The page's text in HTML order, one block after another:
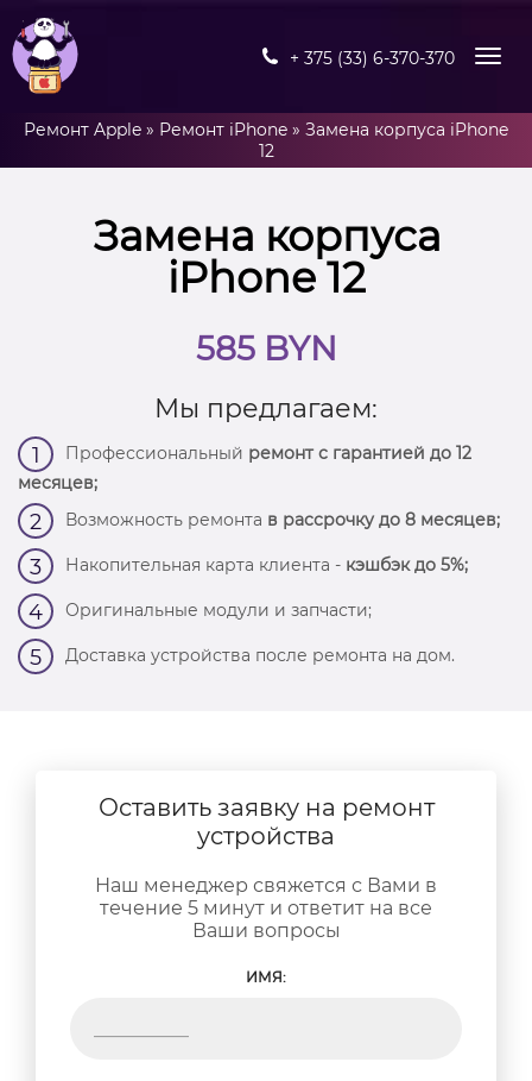
+ 375 (33) 6-370-370
Ремонт Apple » Ремонт iPhone » Замена корпуса iPhone
12
Замена корпуса
iPhone 12
585 BYN
Мы предлагаем:
1 Профессиональный ремонт с гарантией до 12
месяцев;
2 Возможность ремонта в рассрочку до 8 месяцев;
3 Накопительная карта клиента - кэшбэк до 5%;
4 Оригинальные модули и запчасти;
5 Доставка устройства после ремонта на дом.
Оставить заявку на ремонт
устройства
Наш менеджер свяжется с Вами в
течение 5 минут и ответит на все
Ваши вопросы
ИМЯ: